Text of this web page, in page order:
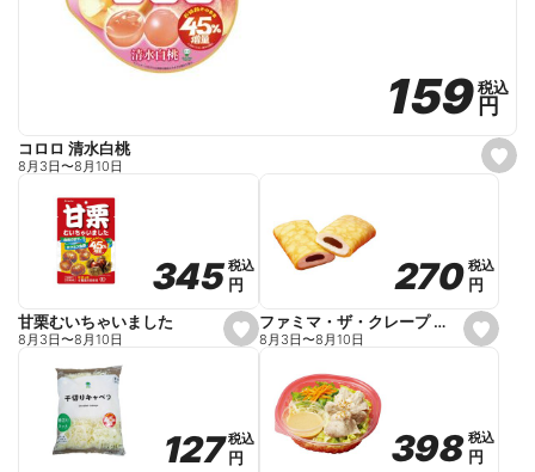
s
e
159
159税込
税込
円
円
コロロ 清水白桃
8月3日〜8月10日
s
e
o
r
i
345
345税込
税込
円
円
甘栗むいちゃいました
8月3日〜8月10日
s
e
o
r
i
270
270 税込
税込
円
円
ファミマ・ザ・クレープ 生チョコ
8月3日〜8月10日
127
127税込
税込
円
円
398
398 税込
税込
円
円